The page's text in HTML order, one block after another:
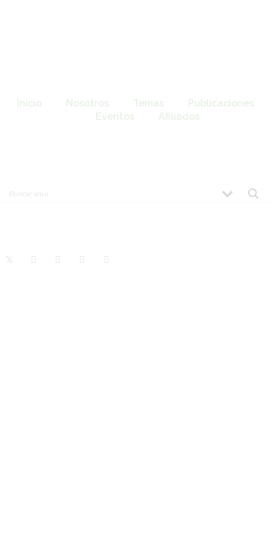
Inicio Nosotros Temas
Publicaciones
Eventos
Afiliados